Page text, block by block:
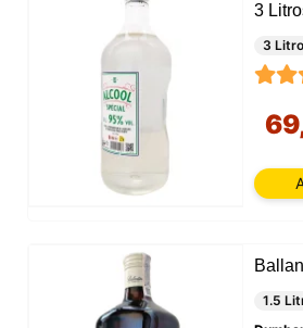
3
3
1.5